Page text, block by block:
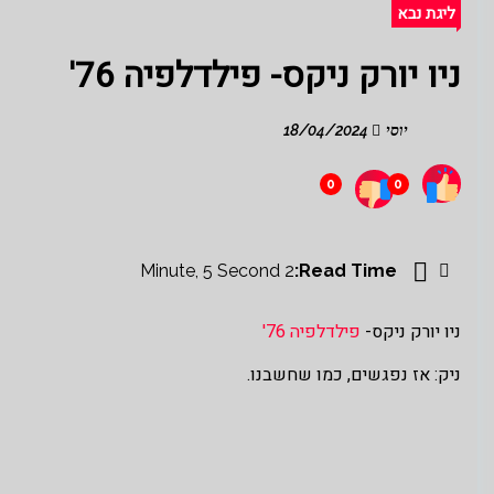
ליגת נבא
ניו יורק ניקס- פילדלפיה 76'
יוסי
0
0
Read Time:
2 Minute, 5 Second
ניו יורק ניקס- פילדלפיה 76'
ניק: אז נפגשים, כמו שחשבנו.